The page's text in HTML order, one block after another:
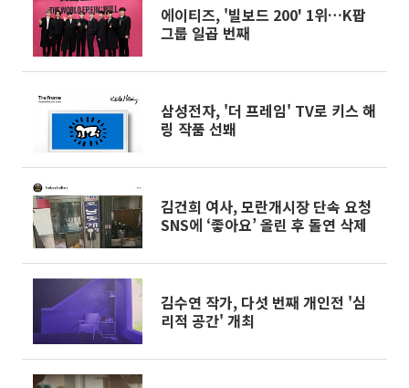
에이티즈, '빌보드 200' 1위…K팝
그룹 일곱 번째
삼성전자, '더 프레임' TV로 키스 해
링 작품 선봬
김건희 여사, 모란개시장 단속 요청
SNS에 ‘좋아요’ 올린 후 돌연 삭제
김수연 작가, 다섯 번째 개인전 '심
리적 공간' 개최